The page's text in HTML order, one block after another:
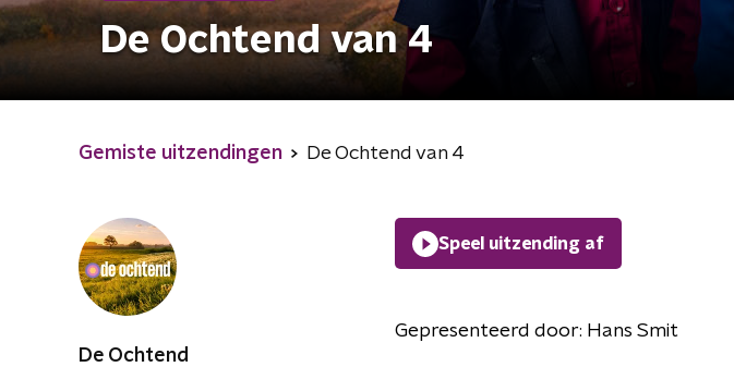
De Ochtend van 4
Gemiste uitzendingen De Ochtend van 4
De Ochtend
Speel uitzending af
Gepresenteerd door: Hans Smit